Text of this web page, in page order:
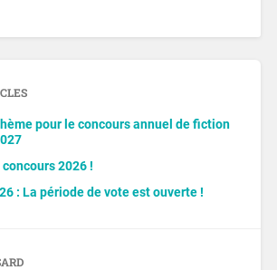
pour le concours annuel de fiction
2026 !
: La période de vote est ouverte !